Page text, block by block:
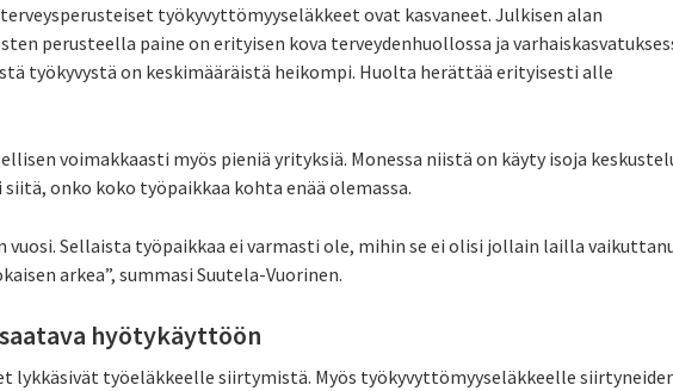
työkyvyttömyyseläkkeet ovat kasvaneet. Julkisen alan
perusteella paine on erityisen kova terveydenhuollossa ja
työkyvystä on keskimääräistä heikompi. Huolta herättää erityisesti alle
voimakkaasti myös pieniä yrityksiä. Monessa niistä on käyty isoja
onko koko työpaikkaa kohta enää olemassa.
vuosi. Sellaista työpaikkaa ei varmasti ole, mihin se ei olisi jollain lailla
arkea”, summasi Suutela-Vuorinen.
hyötykäyttöön
lykkäsivät työeläkkeelle siirtymistä. Myös työkyvyttömyyseläkkeelle